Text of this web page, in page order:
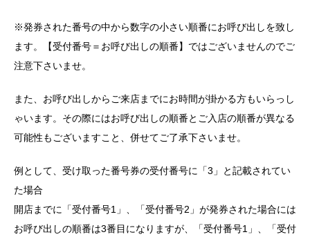
※発券された番号の中から数字の小さい順番にお呼び出しを致し
ます。【受付番号＝お呼び出しの順番】ではございませんのでご
注意下さいませ。
また、お呼び出しからご来店までにお時間が掛かる方もいらっし
ゃいます。その際にはお呼び出しの順番とご入店の順番が異なる
可能性もございますこと、併せてご了承下さいませ。
例として、受け取った番号券の受付番号に「3」と記載されてい
た場合
開店までに「受付番号1」、「受付番号2」が発券された場合には
お呼び出しの順番は3番目になりますが、「受付番号1」、「受付